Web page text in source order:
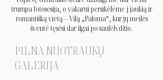
trumpa fotosesija, o vakarui persikėlėme į jaukią ir
romantišką vietą – Vilą „Paloma“, kur jų meilės
šventė tęsėsi dar ilgai po saulėlydžio.
PILNA NUOTRAUKŲ
GALERIJA